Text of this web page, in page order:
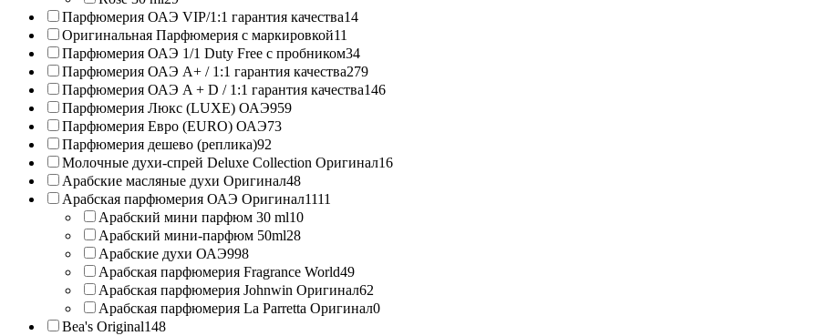
Парфюмерия ОАЭ VIP/1:1 гарантия качества14
Оригинальная Парфюмерия с маркировкой11
Парфюмерия ОАЭ 1/1 Duty Free с пробником34
Парфюмерия ОАЭ A+ / 1:1 гарантия качества279
Парфюмерия ОАЭ A + D / 1:1 гарантия качества146
Парфюмерия Люкс (LUXE) ОАЭ959
Парфюмерия Евро (EURO) ОАЭ73
Парфюмерия дешево (реплика)92
Молочные духи-спрей Deluxe Collection Оригинал16
Арабские масляные духи Оригинал48
Арабская парфюмерия ОАЭ Оригинал1111
Арабский мини парфюм 30 ml10
Арабский мини-парфюм 50ml28
Арабские духи ОАЭ998
Арабская парфюмерия Fragrance World49
Арабская парфюмерия Johnwin Оригинал62
Арабская парфюмерия La Parretta Оригинал0
Bea's Original148